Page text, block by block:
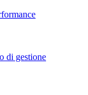
di gestione